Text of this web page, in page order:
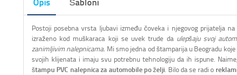
Opis Šabloni
Postoji posebna vrsta ljubavi između čoveka i njegovog prijatelja
izraženo kod muškaraca koji se uvek trude da ulepšaju svoj
zanimljivim nalepnicama. Mi smo jedna od štamparija u Beogradu
svojih klijenata i imaju svu potrebnu tehnologiju da ih ispune.
štampu PVC nalepnica za automobile po želji. Bilo da se radi o